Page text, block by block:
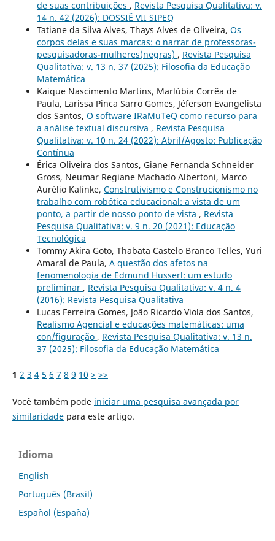
de suas contribuições , Revista Pesquisa Qualitativa: v.
14 n. 42 (2026): DOSSIÊ VII SIPEQ
Tatiane da Silva Alves, Thays Alves de Oliveira, Os
corpos delas e suas marcas: o narrar de professoras-
pesquisadoras-mulheres(negras) , Revista Pesquisa
Qualitativa: v. 13 n. 37 (2025): Filosofia da Educação
Matemática
Kaique Nascimento Martins, Marlúbia Corrêa de
Paula, Larissa Pinca Sarro Gomes, Jéferson Evangelista
dos Santos, O software IRaMuTeQ como recurso para
a análise textual discursiva , Revista Pesquisa
Qualitativa: v. 10 n. 24 (2022): Abril/Agosto: Publicação
Contínua
Érica Oliveira dos Santos, Giane Fernanda Schneider
Gross, Neumar Regiane Machado Albertoni, Marco
Aurélio Kalinke, Construtivismo e Construcionismo no
trabalho com robótica educacional: a vista de um
ponto, a partir de nosso ponto de vista , Revista
Pesquisa Qualitativa: v. 9 n. 20 (2021): Educação
Tecnológica
Tommy Akira Goto, Thabata Castelo Branco Telles, Yuri
Amaral de Paula, A questão dos afetos na
fenomenologia de Edmund Husserl: um estudo
preliminar , Revista Pesquisa Qualitativa: v. 4 n. 4
(2016): Revista Pesquisa Qualitativa
Lucas Ferreira Gomes, João Ricardo Viola dos Santos,
Realismo Agencial e educações matemáticas: uma
con/figuração , Revista Pesquisa Qualitativa: v. 13 n.
37 (2025): Filosofia da Educação Matemática
1 2 3 4 5 6 7 8 9 10 > >>
Você também pode iniciar uma pesquisa avançada por
similaridadepara este artigo.
Idioma
English
Português (Brasil)
Español (España)